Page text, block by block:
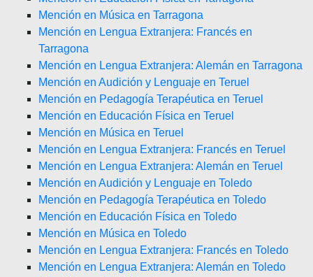
Mención en Música en Tarragona
Mención en Lengua Extranjera: Francés en
Tarragona
Mención en Lengua Extranjera: Alemán en Tarragona
Mención en Audición y Lenguaje en Teruel
Mención en Pedagogía Terapéutica en Teruel
Mención en Educación Física en Teruel
Mención en Música en Teruel
Mención en Lengua Extranjera: Francés en Teruel
Mención en Lengua Extranjera: Alemán en Teruel
Mención en Audición y Lenguaje en Toledo
Mención en Pedagogía Terapéutica en Toledo
Mención en Educación Física en Toledo
Mención en Música en Toledo
Mención en Lengua Extranjera: Francés en Toledo
Mención en Lengua Extranjera: Alemán en Toledo